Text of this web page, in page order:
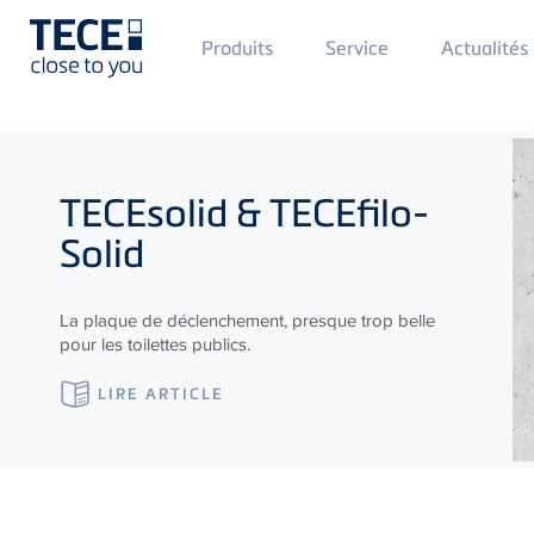
Main
Menü
Produits Service Actualités
TECEsolid &TECEfilo-
Solid
La plaque de déclenchement, presque trop belle
pour les toilettes publics.
LIRE ARTICLE